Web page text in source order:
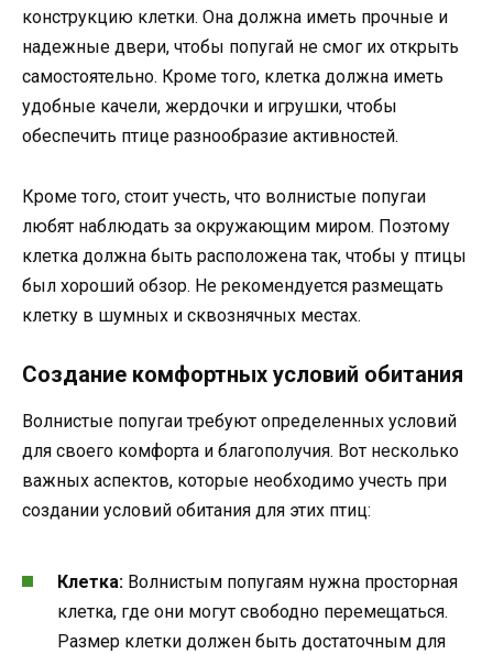
конструкцию клетки. Она должна иметь прочные и
надежные двери, чтобы попугай не смог их открыть
самостоятельно. Кроме того, клетка должна иметь
удобные качели, жердочки и игрушки, чтобы
обеспечить птице разнообразие активностей.
Кроме того, стоит учесть, что волнистые попугаи
любят наблюдать за окружающим миром. Поэтому
клетка должна быть расположена так, чтобы у птицы
был хороший обзор. Не рекомендуется размещать
клетку в шумных и сквознячных местах.
Создание комфортных условий обитания
Волнистые попугаи требуют определенных условий
для своего комфорта и благополучия. Вот несколько
важных аспектов, которые необходимо учесть при
создании условий обитания для этих птиц:
Клетка: Волнистым попугаям нужна просторная
клетка, где они могут свободно перемещаться.
Размер клетки должен быть достаточным для